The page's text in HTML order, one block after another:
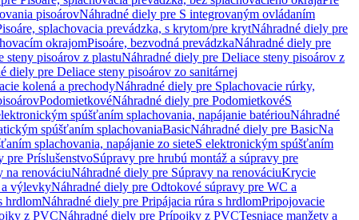
pisoárovNáhradné diely pre S integrovaným ovládaním
splachovacia prevádzka, s krytom/pre krytNáhradné diely pre
okrajomPisoáre, bezvodná prevádzkaNáhradné diely pre
steny pisoárov z plastuNáhradné diely pre Deliace steny pisoárov z
diely pre Deliace steny pisoárov zo sanitárnej
kolená a prechodyNáhradné diely pre Splachovacie rúrky,
PodomietkovéNáhradné diely pre PodomietkovéS
spúšťaním splachovania, napájanie batériouNáhradné
spúšťaním splachovaniaBasicNáhradné diely pre BasicNa
splachovania, napájanie zo sieteS elektronickým spúšťaním
pre PríslušenstvoSúpravy pre hrubú montáž a súpravy pre
na renováciuNáhradné diely pre Súpravy na renováciuKrycie
výlevkyNáhradné diely pre Odtokové súpravy pre WC a
hrdlomNáhradné diely pre Pripájacia rúra s hrdlomPripojovacie
z PVCNáhradné diely pre Prípojky z PVCTesniace manžety a